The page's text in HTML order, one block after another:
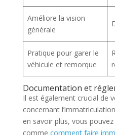
Améliore la vision
générale
Pratique pour garer le
véhicule et remorque
Documentation et
Il est également crucial de
concernant
en savoir plus, vous
comme comment faire